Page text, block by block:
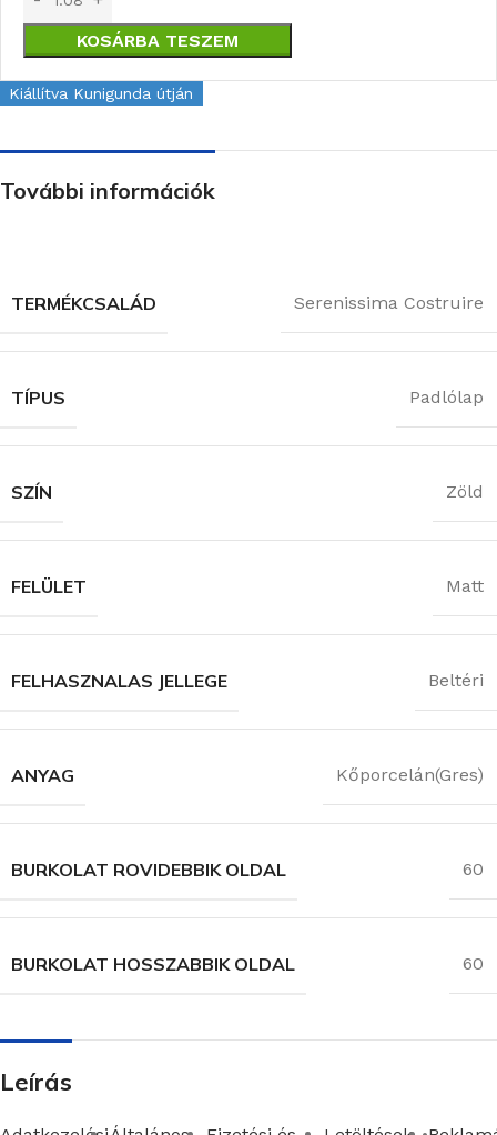
KOSÁRBA TESZEM
Kiállítva Kunigunda útján
További információk
TERMÉKCSALÁD Serenissima Costruire
TÍPUS Padlólap
SZÍN Zöld
FELÜLET Matt
FELHASZNALAS JELLEGE Beltéri
ANYAG Kőporcelán(Gres)
BURKOLAT ROVIDEBBIK OLDAL 60
BURKOLAT HOSSZABBIK OLDAL 60
Leírás